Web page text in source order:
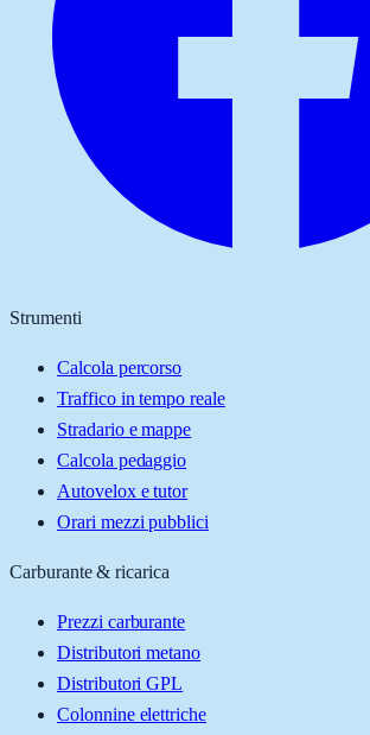
Strumenti
Calcola percorso
Traffico in tempo reale
Stradario e mappe
Calcola pedaggio
Autovelox e tutor
Orari mezzi pubblici
Carburante & ricarica
Prezzi carburante
Distributori metano
Distributori GPL
Colonnine elettriche